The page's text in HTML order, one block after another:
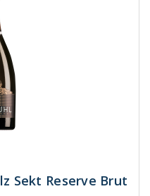
Sekt Reserve Brut